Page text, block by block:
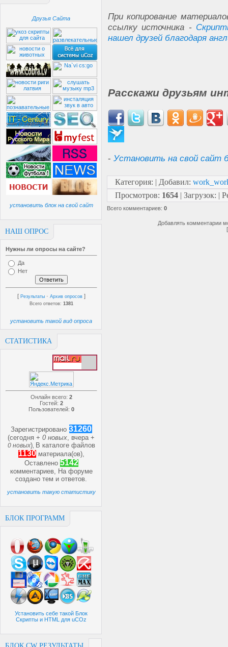
Друзья Сайта
установить блок на свой сайт
НАШ ОПРОС
Нужны ли опросы на сайте?
Да
Нет
[ Результаты · Архив опросов ]
Всего ответов: 1381
установить такой вид опроса
СТАТИСТИКА
Онлайн всего: 2
Гостей: 2
Пользователей: 0
Зарегистрировано 31260
(сегодня +0 новых, вчера +
0 новых) В каталоге файлов
1130 материала(ов),
Оставлено 5142
комментариев, На форуме
созданотем иответов.
установить такую статистику
БЛОК ПРОГРАММ
Установить себе такой Блок
Скрипты и HTML для uCOz
При копирование
ссылку источника -
нашел друзей благодаря
Расскажи друзьям
- Установить на свой сайт
Категория: | Добавил:
Просмотров: 1654 | Загрузок: |
Всего комментариев: 0
Добавлять комментарии